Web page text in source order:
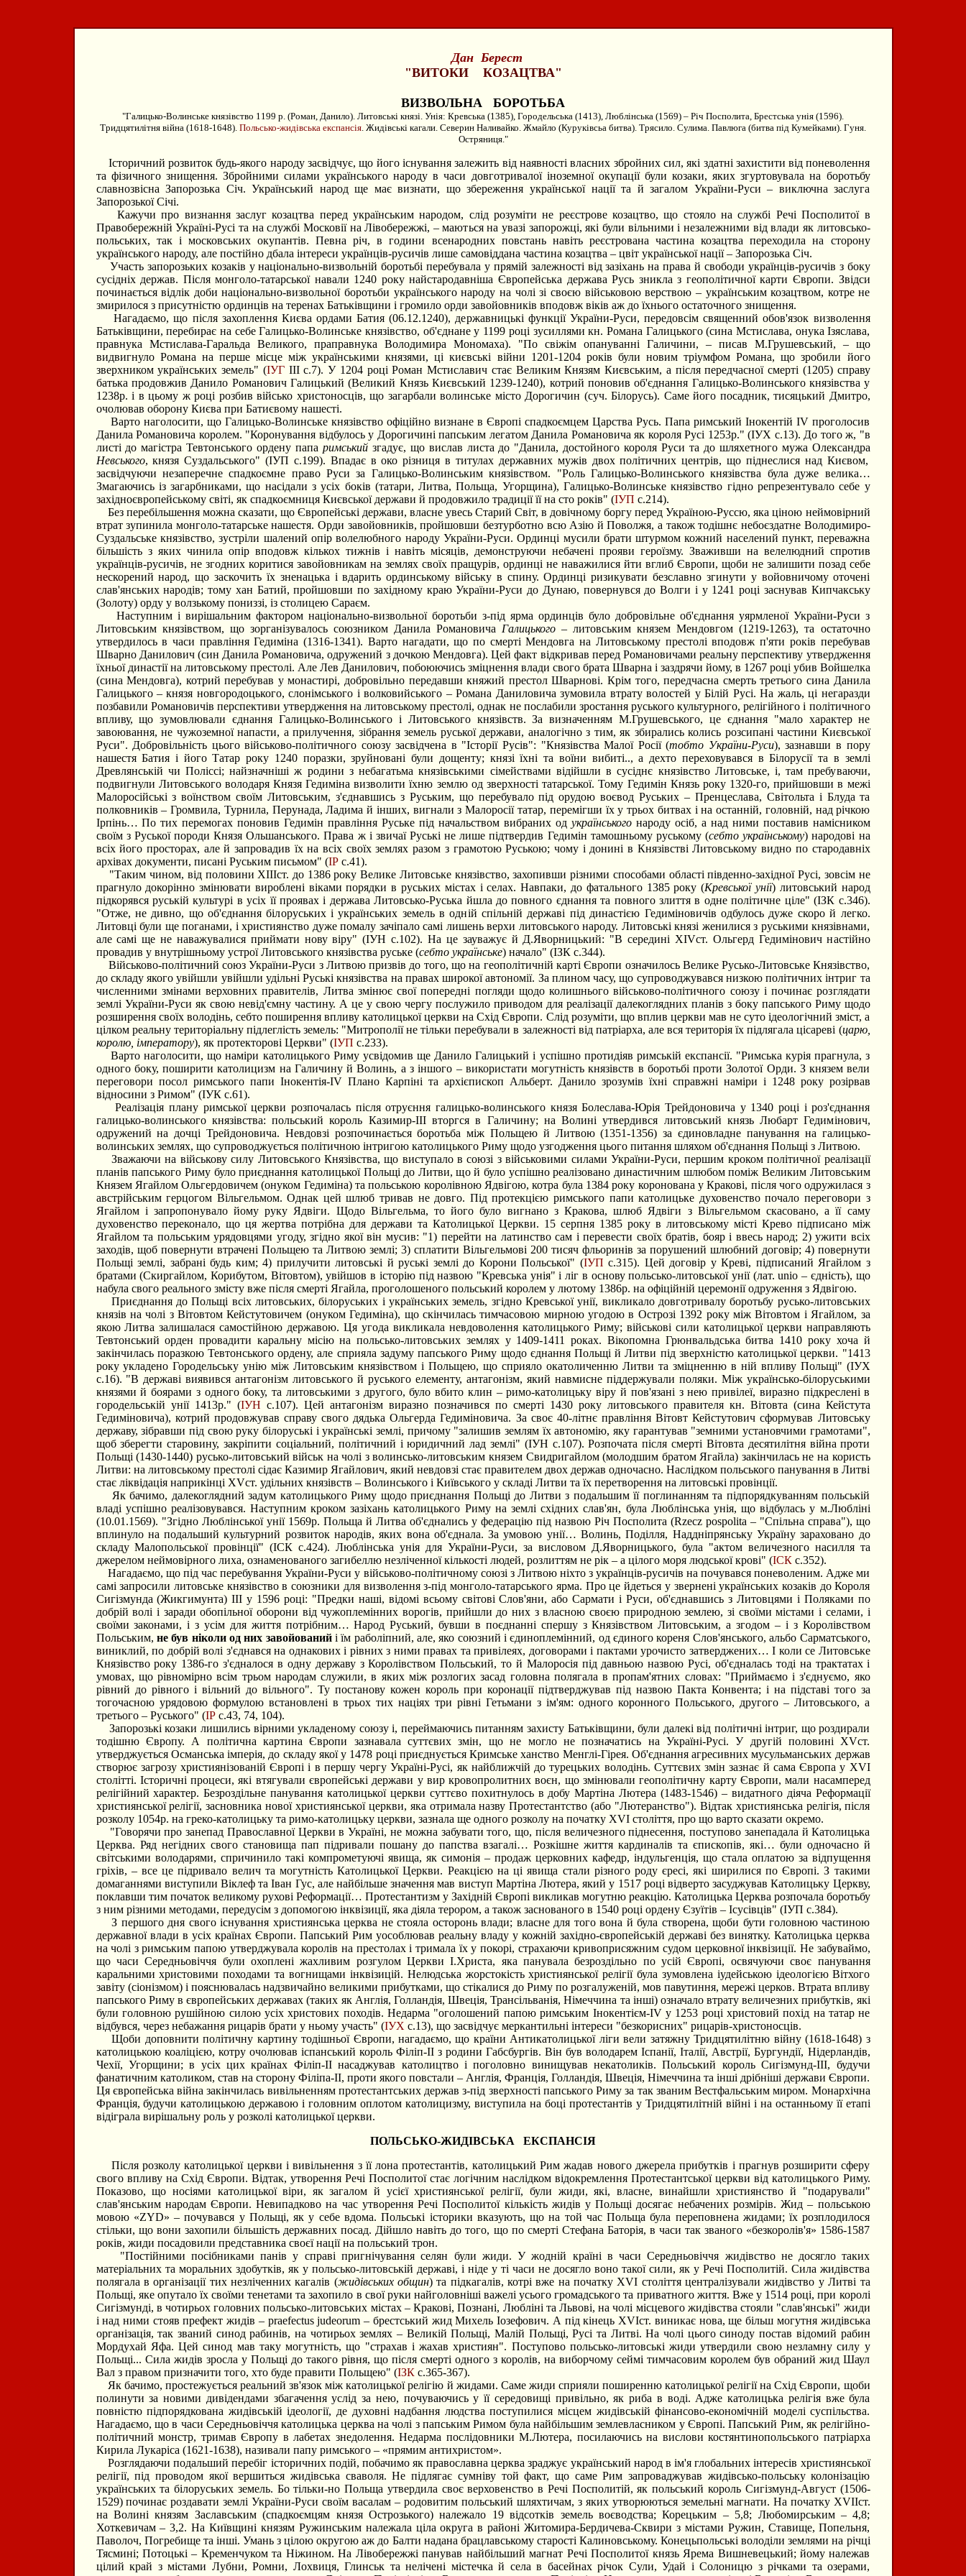
Дан Берест
"ВИТОКИ КОЗАЦТВА"
ВИЗВОЛЬНА БОРОТЬБА
"Галицько-Волинське князівство 1199 р. (Роман, Данило). Литовські князі. Унія: Кревська (1385), Городельська (1413), Люблінська (1569) – Річ Посполита, Брестська унія (1596).
Тридцятилітня війна (1618-1648). Польсько-жидівська експансія. Жидівські кагали. Северин Наливайко. Жмайло (Куруківсьа битва). Трясило. Сулима. Павлюга (битва під Кумейками). Гуня.
Остряниця."
Історичний розвиток будь-якого народу засвідчує, що його існування залежить від наявності власних збройних сил, які здатні захистити від поневолення
та фізичного знищення. Збройними силами українського народу в часи довготривалої іноземної окупації були козаки, яких згуртовувала на боротьбу
славнозвісна Запорозька Січ. Український народ ще має визнати, що збереження української нації та й загалом України-Руси – виключна заслуга
Запорозької Січі.
Кажучи про визнання заслуг козацтва перед українським народом, слід розуміти не реєстрове козацтво, що стояло на службі Речі Посполитої в
Правобережній Україні-Русі та на службі Московії на Лівобережжі, – маються на увазі запорожці, які були вільними і незалежними від влади як литовсько-
польських, так і московських окупантів. Певна річ, в години всенародних повстань навіть реєстрована частина козацтва переходила на сторону
українського народу, але постійно дбала інтереси українців-русичів лише самовіддана частина козацтва – цвіт української нації – Запорозька Січ.
Участь запорозьких козаків у національно-визвольній боротьбі перебувала у прямій залежності від зазіхань на права й свободи українців-русичів з боку
сусідніх держав. Після монголо-татарської навали 1240 року найстародавніша Європейська держава Русь зникла з геополітичної карти Європи. Звідси
починається відлік доби національно-визвольної боротьби українського народу на чолі зі своєю військовою верствою – українським козацтвом, котре не
змирилося з присутністю ординців на теренах Батьківщини і громило орди завойовників вподовж віків аж до їхнього остаточного знищення.
Нагадаємо, що після захоплення Києва ордами Батия (06.12.1240), державницькі функції України-Руси, передовсім священний обов'язок визволення
Батьківщини, перебирає на себе Галицько-Волинське князівство, об'єднане у 1199 році зусиллями кн. Романа Галицького (сина Мстислава, онука Ізяслава,
правнука Мстислава-Гаральда Великого, праправнука Володимира Мономаха). "По свіжім опануванні Галичини, – писав М.Грушевський, – що
видвигнуло Романа на перше місце між українськими князями, ці києвські війни 1201-1204 років були новим тріумфом Романа, що зробили його
зверхником українських земель" (ІУГІІІ с.7). У 1204 році Роман Мстиславич стає Великим Князям Києвським, а після передчасної смерті (1205) справу
батька продовжив Данило Романович Галицький (Великий Князь Києвський 1239-1240), котрий поновив об'єднання Галицько-Волинського князівства у
1238р. і в цьому ж році розбив військо христоносців, що загарбали волинське місто Дорогичин (суч. Білорусь). Саме його посадник, тисяцький Дмитро,
очолював оборону Києва при Батиєвому нашесті.
Варто наголосити, що Галицько-Волинське князівство офіційно визнане в Європі спадкоємцем Царства Русь. Папа римський Інокентій ІV проголосив
Данила Романовича королем. "Коронування відбулось у Дорогичині папським легатом Данила Романовича як короля Русі 1253р." (ІУХ с.13). До того ж, "в
листі до магістра Тевтонського ордену папа римськийзгадує, що вислав листа до "Данила, достойного короля Руси та до шляхетного мужа Олександра
Невського, князя Суздальського" (ІУП с.199). Впадає в око різниця в титулах державних мужів двох політичних центрів, що піднеслися над Києвом,
засвідчуючи незаперечне спадкоємне право Руси за Галицько-Волинським князівством. "Роль Галицько-Волинського князівства була дуже велика…
Змагаючись із загарбниками, що насідали з усіх боків (татари, Литва, Польща, Угорщина), Галицько-Волинське князівство гідно репрезентувало себе у
західноєвропейському світі, як спадкоємниця Києвської держави й продовжило традиції її на сто років" (ІУП с.214).
Без перебільшення можна сказати, що Європейські держави, власне увесь Старий Світ, в довічному боргу перед Україною-Руссю, яка ціною неймовірний
втрат зупинила монголо-татарське нашестя. Орди завойовників, пройшовши безтурботно всю Азію й Поволжя, а також тодішнє небоєздатне Володимиро-
Суздальське князівство, зустріли шалений опір волелюбного народу України-Руси. Ординці мусили брати штурмом кожний населений пункт, переважна
більшість з яких чинила опір вподовж кількох тижнів і навіть місяців, демонструючи небачені прояви героїзму. Зваживши на велелюдний спротив
українців-русичів, не згодних коритися завойовникам на землях своїх пращурів, ординці не наважилися йти вглиб Європи, щоби не залишити позад себе
нескорений народ, що заскочить їх зненацька і вдарить ординському війську в спину. Ординці ризикувати безславно згинути у войовничому оточені
слав'янських народів; тому хан Батий, пройшовши по західному краю України-Руси до Дунаю, повернувся до Волги і у 1241 році заснував Кипчакську
(Золоту) орду у волзькому пониззі, із столицею Сараєм.
Наступним і вирішальним фактором національно-визвольної боротьби з-під ярма ординців було добровільне об'єднання уярмленої України-Руси з
Литовським князівством, що зорганізувалось союзником Данила Романовича Галицького – литовським князем Мендовгом (1219-1263), та остаточно
утвердилось в часи правління Гедиміна (1316-1341). Варто нагадати, що по смерті Мендовга на Литовському престолі вподовж п'яти років перебував
Шварно Данилович (син Данила Романовича, одружений з дочкою Мендовга). Цей факт відкривав перед Романовичами реальну перспективу утвердження
їхньої династії на литовському престолі. Але Лев Данилович, побоюючись зміцнення влади свого брата Шварна і заздрячи йому, в 1267 році убив Войшелка
(сина Мендовга), котрий перебував у монастирі, добровільно передавши княжий престол Шварнові. Крім того, передчасна смерть третього сина Данила
Галицького – князя новгородоцького, слонімського і волковийського – Романа Даниловича зумовила втрату волостей у Білій Русі. На жаль, ці негаразди
позбавили Романовичів перспективи утвердження на литовському престолі, однак не послабили зростання руського культурного, релігійного і політичного
впливу, що зумовлювали єднання Галицько-Волинського і Литовського князівств. За визначенням М.Грушевського, це єднання "мало характер не
завоювання, не чужоземної напасти, а прилучення, зібрання земель руської держави, аналогічно з тим, як збирались колись розсипані частини Києвської
Руси". Добровільність цього військово-політичного союзу засвідчена в "Історії Русів": "Князівства Малої Росії (тобто України-Руси), зазнавши в пору
нашестя Батия і його Татар року 1240 поразки, зруйновані були дощенту; князі їхні та воїни вибиті.., а дехто переховувався в Білорусії та в землі
Древлянській чи Поліссі; найзначніші ж родини з небагатьма князівськими сімействами відійшли в сусіднє князівство Литовське, і, там пребуваючи,
подвигнули Литовського володаря Князя Гедиміна визволити їхню землю од зверхності татарської. Тому Гедимін Князь року 1320-го, прийшовши в межі
Малоросійські з воїнством своїм Литовським, з'єднавшись з Руським, що перебувало під орудою воєвод Руських – Пренцеслава, Світольта і Блуда та
полковників – Громвила, Турнила, Перунада, Ладима й інших, вигнали з Малоросії татар, перемігши їх у трьох битвах і на останній, головній, над річкою
Ірпінь… По тих перемогах поновив Гедимін правління Руське під начальством вибраних одукраїнськогонароду осіб, а над ними поставив намісником
своїм з Руської породи Князя Ольшанського. Права ж і звичаї Руські не лише підтвердив Гедимін тамошньому руському (себто українському) народові на
всіх його просторах, але й запровадив їх на всіх своїх землях разом з грамотою Руською; чому і донині в Князівстві Литовському видно по стародавніх
архівах документи, писані Руським письмом" (ІРс.41).
"Таким чином, від половини ХІІІст. до 1386 року Велике Литовське князівство, захопивши різними способами області південно-західної Русі, зовсім не
прагнуло докорінно змінювати вироблені віками порядки в руських містах і селах. Навпаки, до фатального 1385 року (Кревської унії) литовський народ
підкорявся руській культурі в усіх її проявах і держава Литовсько-Руська йшла до повного єднання та повного злиття в одне політичне ціле" (ІЗК с.346).
"Отже, не дивно, що об'єднання білоруських і українських земель в одній спільній державі під династією Гедиміновичів одбулось дуже скоро й легко.
Литовці були ще поганами, і християнство дуже помалу зачіпало самі лишень верхи литовського народу. Литовські князі женилися з руськими князівнами,
але самі ще не наважувалися приймати нову віру" (ІУН с.102). На це зауважує й Д.Яворницький: "В середині ХІVст. Ольгерд Гедимінович настійно
провадив у внутрішньому устрої Литовського князівства руське (себто українське) начало" (ІЗК с.344).
Військово-політичний союз України-Руси з Литвою призвів до того, що на геополітичній карті Європи означилось Велике Русько-Литовське Князівство,
до складу якого увійшли увійшли удільні Руські князівства на правах широкої автономії. За плином часу, що супроводжувався низкою політичних інтриг та
численними змінами верховних правителів, Литва змінює свої попередні погляди щодо колишнього військово-політичного союзу і починає розглядати
землі України-Руси як свою невід'ємну частину. А це у свою чергу послужило приводом для реалізації далекоглядних планів з боку папського Риму щодо
розширення своїх володінь, себто поширення впливу католицької церкви на Схід Європи. Слід розуміти, що вплив церкви мав не суто ідеологічний зміст, а
цілком реальну територіальну підлеглість земель: "Митрополії не тільки перебували в залежності від патріарха, але вся територія їх підлягала цісареві (царю,
королю, імператору), як протекторові Церкви" (ІУП с.233).
Варто наголосити, що наміри католицького Риму усвідомив ще Данило Галицький і успішно протидіяв римській експансії. "Римська курія прагнула, з
одного боку, поширити католицизм на Галичину й Волинь, а з іншого – використати могутність князівств в боротьбі проти Золотої Орди. З князем вели
переговори посол римського папи Інокентія-ІV Плано Карпіні та архієпископ Альберт. Данило зрозумів їхні справжні наміри і 1248 року розірвав
відносини з Римом" (ІУК с.61).
Реалізація плану римської церкви розпочалась після отруєння галицько-волинського князя Болеслава-Юрія Трейдоновича у 1340 році і роз'єднання
галицько-волинського князівства: польський король Казимир-ІІІ вторгся в Галичину; на Волині утвердився литовський князь Любарт Гедимінович,
одружений на дочці Трейдоновича. Невдовзі розпочинається боротьба між Польщею й Литвою (1351-1356) за єдиновладне панування на галицько-
волинських землях, що супроводжується політичною інтригою католицького Риму щодо узгодження цього питання шляхом об'єднання Польщі з Литвою.
Зважаючи на військову силу Литовського Князівства, що виступало в союзі з військовими силами України-Руси, першим кроком політичної реалізації
планів папського Риму було приєднання католицької Польщі до Литви, що й було успішно реалізовано династичним шлюбом поміж Великим Литовським
Князем Ягайлом Ольгердовичем (онуком Гедиміна) та польською королівною Ядвігою, котра була 1384 року коронована у Кракові, після чого одружилася з
австрійським герцогом Вільгельмом. Однак цей шлюб тривав не довго. Під протекцією римського папи католицьке духовенство почало переговори з
Ягайлом і запропонувало йому руку Ядвіги. Щодо Вільгельма, то його було вигнано з Кракова, шлюб Ядвіги з Вільгельмом скасовано, а її саму
духовенство переконало, що ця жертва потрібна для держави та Католицької Церкви. 15 серпня 1385 року в литовському місті Крево підписано між
Ягайлом та польським урядовцями угоду, згідно якої він мусив: "1) перейти на латинство сам і перевести своїх братів, бояр і ввесь народ; 2) ужити всіх
заходів, щоб повернути втрачені Польщею та Литвою землі; 3) сплатити Вільгельмові 200 тисяч фльоринів за порушений шлюбний договір; 4) повернути
Польщі землі, забрані будь ким; 4) прилучити литовські й руські землі до Корони Польської" (ІУП с.315). Цей договір у Креві, підписаний Ягайлом з
братами (Скиргайлом, Корибутом, Вітовтом), увійшов в історію під назвою "Кревська унія" і ліг в основу польсько-литовської унії (лат. unio – єдність), що
набула свого реального змісту вже після смерті Ягайла, проголошеного польський королем у лютому 1386р. на офіційній церемонії одруження з Ядвігою.
Приєднання до Польщі всіх литовських, білоруських і українських земель, згідно Кревської унії, викликало довготривалу боротьбу русько-литовських
князів на чолі з Вітовтом Кейстутовичем (онуком Гедиміна), що скінчилась тимчасовою мирною угодою в Острозі 1392 року між Вітовтом і Ягайлом, за
якою Литва залишалася самостійною державою. Ця угода викликала невдоволення католицького Риму; військові сили католицької церкви направляють
Тевтонський орден провадити каральну місію на польсько-литовських землях у 1409-1411 роках. Вікопомна Грюнвальдська битва 1410 року хоча й
закінчилась поразкою Тевтонського ордену, але сприяла задуму папського Риму щодо єднання Польщі й Литви під зверхністю католицької церкви. "1413
року укладено Городельську унію між Литовським князівством і Польщею, що сприяло окатоличенню Литви та зміцненню в ній впливу Польщі" (ІУХ
с.16). "В державі виявився антагонізм литовського й руського елементу, антагонізм, який навмисне піддержували поляки. Між українсько-білоруськими
князями й боярами з одного боку, та литовськими з другого, було вбито клин – римо-католицьку віру й пов'язані з нею привілеї, виразно підкреслені в
городельській унії 1413р." (ІУН с.107). Цей антагонізм виразно позначився по смерті 1430 року литовського правителя кн. Вітовта (сина Кейстута
Гедиміновича), котрий продовжував справу свого дядька Ольгерда Гедиміновича. За своє 40-літнє правління Вітовт Кейстутович сформував Литовську
державу, зібравши під свою руку білоруські і українські землі, причому "залишив землям їх автономію, яку гарантував "земними установчими грамотами",
щоб зберегти старовину, закріпити соціальний, політичний і юридичний лад землі" (ІУН с.107). Розпочата після смерті Вітовта десятилітня війна проти
Польщі (1430-1440) русько-литовський військ на чолі з волинсько-литовським князем Свидригайлом (молодшим братом Ягайла) закінчилась не на користь
Литви: на литовському престолі сідає Казимир Ягайлович, який невдовзі стає правителем двох держав одночасно. Наслідком польського панування в Литві
стає ліквідація наприкінці ХVст. удільних князівств – Волинського і Київського у складі Литви та їх перетворення на литовські провінції.
Як бачимо, далекоглядний задум католицького Риму щодо приєднання Польщі до Литви з подальшим її поглинанням та підпорядкуванням польській
владі успішно реалізовувався. Наступним кроком зазіхань католицького Риму на землі східних слав'ян, була Люблінська унія, що відбулась у м.Любліні
(10.01.1569). "Згідно Люблінської унії 1569р. Польща й Литва об'єднались у федерацію під назвою Річ Посполита (Rzecz pospolita – "Спільна справа"), що
вплинуло на подальший культурний розвиток народів, яких вона об'єднала. За умовою унії… Волинь, Поділля, Наддніпрянську Україну зараховано до
складу Малопольської провінції" (ІСК с.424). Люблінська унія для України-Руси, за висловом Д.Яворницького, була "актом величезного насилля та
джерелом неймовірного лиха, ознаменованого загибеллю незліченної кількості людей, розлиттям не рік – а цілого моря людської крові" (ІСКс.352).
Нагадаємо, що під час перебування України-Руси у військово-політичному союзі з Литвою ніхто з українців-русичів на почувався поневоленим. Адже ми
самі запросили литовське князівство в союзники для визволення з-під монголо-татарського ярма. Про це йдеться у звернені українських козаків до Короля
Сигізмунда (Жикгимунта) ІІІ у 1596 році: "Предки наші, відомі всьому світові Слов'яни, або Сармати і Руси, об'єднавшись з Литовцями і Поляками по
добрій волі і заради обопільної оборони від чужоплемінних ворогів, прийшли до них з власною своєю природною землею, зі своїми містами і селами, і
своїми законами, і з усім для життя потрібним… Народ Руський, бувши в поєднанні спершу з Князівством Литовським, а згодом – і з Королівством
Польським, не був ніколи од них завойованийі їм раболіпний, але, яко союзний і єдиноплемінний, од єдиного кореня Слов'янського, альбо Сарматського,
виниклий, по добрій волі з'єднався на однакових і рівних з ними правах та привілеях, договорами і пактами урочисто затверджених… І коли се Литовське
Князівство року 1386-го з'єдналося в одну державу з Королівством Польський, то й Малоросія під давньою назвою Русі, об'єдналась тоді на трактатах і
умовах, що рівномірно всім трьом народам служили, в яких між розлогих засад головна полягала в пропам'ятних словах: "Приймаємо і з'єднуємо, яко
рівний до рівного і вільний до вільного". Ту постанову кожен король при коронації підтверджував під назвою Пакта Конвента; і на підставі того за
тогочасною урядовою формулою встановлені в трьох тих націях три рівні Гетьмани з ім'ям: одного коронного Польського, другого – Литовського, а
третього – Руського" (ІРс.43, 74, 104).
Запорозькі козаки лишились вірними укладеному союзу і, переймаючись питанням захисту Батьківщини, були далекі від політичні інтриг, що роздирали
тодішню Європу. А політична картина Європи зазнавала суттєвих змін, що не могло не позначатись на Україні-Русі. У другій половині ХVст.
утверджується Османська імперія, до складу якої у 1478 році приєднується Кримське ханство Менглі-Гірея. Об'єднання агресивних мусульманських держав
створює загрозу християнізованій Європі і в першу чергу Україні-Русі, як найближчій до турецьких володінь. Суттєвих змін зазнає й сама Європа у ХVІ
столітті. Історичні процеси, які втягували європейські держави у вир кровопролитних воєн, що змінювали геополітичну карту Європи, мали насамперед
релігійний характер. Безроздільне панування католицької церкви суттєво похитнулось в добу Мартіна Лютера (1483-1546) – видатного діяча Реформації
християнської релігії, засновника нової християнської церкви, яка отримала назву Протестантство (або "Лютеранство"). Відтак християнська релігія, після
розколу 1054р. на греко-католицьку та римо-католицьку церкви, зазнала ще одного розколу на початку ХVІ століття, про що варто сказати окремо.
"Говорячи про занепад Православної Церкви в Україні, не можна забувати того, що, після величезного піднесення, поступово занепадала й Католицька
Церква. Ряд негідних свого становища пап підривали пошану до папства взагалі… Розкішне життя кардиналів та єпископів, які… були одночасно й
світськими володарями, спричинило такі компрометуючі явища, як симонія – продаж церковних кафедр, індульгенція, що стала оплатою за відпущення
гріхів, – все це підривало велич та могутність Католицької Церкви. Реакцією на ці явища стали різного роду єресі, які ширилися по Європі. З такими
домаганнями виступили Віклеф та Іван Гус, але найбільше значення мав виступ Мартіна Лютера, який у 1517 році відверто засуджував Католицьку Церкву,
поклавши тим початок великому рухові Реформації… Протестантизм у Західній Європі викликав могутню реакцію. Католицька Церква розпочала боротьбу
з ним різними методами, передусім з допомогою інквізиції, яка діяла терором, а також заснованого в 1540 році ордену Єзуїтів – Ісусівців" (ІУП с.384).
З першого дня свого існування християнська церква не стояла осторонь влади; власне для того вона й була створена, щоби бути головною частиною
державної влади в усіх країнах Європи. Папський Рим уособлював реальну владу у кожній західно-європейській державі без винятку. Католицька церква
на чолі з римським папою утверджувала королів на престолах і тримала їх у покорі, страхаючи кривоприсяжним судом церковної інквізиції. Не забуваймо,
що часи Середньовіччя були охоплені жахливим розгулом Церкви І.Христа, яка панувала безроздільно по усій Європі, освячуючи своє панування
каральними христовими походами та вогнищами інквізицій. Нелюдська жорстокість християнської релігії була зумовлена іудейською ідеологією Вітхого
завіту (сіонізмом) і пояснювалась надзвичайно великими прибутками, що стікалися до Риму по розгалуженій, мов павутиння, мережі церков. Втрата впливу
папського Риму в європейських державах (таких як Англія, Голландія, Швеція, Трансільванія, Німеччина та інші) означало втрату величезних прибутків, які
були головною рушійною силою усіх христових походів. Недарма "оголошений папою римським Інокентієм-ІV у 1253 році христовий похід на татар не
відбувся, через небажання рицарів брати у ньому участь" (ІУХ с.13), що засвідчує меркантильні інтереси "безкорисних" рицарів-христоносців.
Щоби доповнити політичну картину тодішньої Європи, нагадаємо, що країни Антикатолицької ліги вели затяжну Тридцятилітню війну (1618-1648) з
католицькою коаліцією, котру очолював іспанський король Філіп-ІІ з родини Габсбургів. Він був володарем Іспанії, Італії, Австрії, Бургундії, Нідерландів,
Чехії, Угорщини; в усіх цих країнах Філіп-ІІ насаджував католицтво і поголовно винищував некатоликів. Польський король Сигізмунд-ІІІ, будучи
фанатичним католиком, став на сторону Філіпа-ІІ, проти якого повстали – Англія, Франція, Голландія, Швеція, Німеччина та інші дрібніші держави Європи.
Ця європейська війна закінчилась вивільненням протестантських держав з-під зверхності папського Риму за так званим Вестфальським миром. Монархічна
Франція, будучи католицькою державою і головним оплотом католицизму, виступила на боці протестантів у Тридцятилітній війні і на останньому її етапі
відіграла вирішальну роль у розколі католицької церкви.
ПОЛЬСЬКО-ЖИДІВСЬКА ЕКСПАНСІЯ
Після розколу католицької церкви і вивільнення з її лона протестантів, католицький Рим жадав нового джерела прибутків і прагнув розширити сферу
свого впливу на Схід Європи. Відтак, утворення Речі Посполитої стає логічним наслідком відокремлення Протестантської церкви від католицького Риму.
Показово, що носіями католицької віри, як загалом й усієї християнської релігії, були жиди, які, власне, винайшли християнство й "подарували"
слав'янським народам Європи. Невипадково на час утворення Речі Посполитої кількість жидів у Польщі досягає небачених розмірів. Жид – польською
мовою «ZYD» – почувався у Польщі, як у себе вдома. Польські історики вказують, що на той час Польща була переповнена жидами; їх розплодилося
стільки, що вони захопили більшість державних посад. Дійшло навіть до того, що по смерті Стефана Баторія, в часи так званого «безкоролів'я» 1586-1587
років, жиди посадовили представника своєї нації на польський трон.
"Постійними посібниками панів у справі пригнічування селян були жиди. У жодній країні в часи Середньовіччя жидівство не досягло таких
матеріальних та моральних здобутків, як у польсько-литовській державі, і ніде у ті часи не досягло воно такої сили, як у Речі Посполитій. Сила жидівства
полягала в організації тих незліченних кагалів (жидівських общин) та підкагалів, котрі вже на початку ХVІ століття централізували жидівство у Литві та
Польщі, яке опутало їх своїми тенетами та захопило в свої руки найголовніші важелі усього громадського та приватного життя. Вже у 1514 році, при королі
Сигізмунді, в чотирьох головних польсько-литовських містах – Кракові, Познані, Любліні та Львові, на чолі місцевого жидівства стояли "слав'янські" жиди
і над ними стояв префект жидів – praefectus judeorum – брестський жид Михель Іозефович. А під кінець ХVІст. виникає нова, ще більш могутня жидівська
організація, так званий синод рабинів, на чотирьох землях – Великій Польщі, Малій Польщі, Русі та Литві. На чолі цього синоду постав відомий рабин
Мордухай Яфа. Цей синод мав таку могутність, що "страхав і жахав християн". Поступово польсько-литовські жиди утвердили свою незламну силу у
Польщі... Сила жидів зросла у Польщі до такого рівня, що після смерті одного з королів, на виборчому сеймі тимчасовим королем був обраний жид Шаул
Вал з правом призначити того, хто буде правити Польщею" (ІЗКс.365-367).
Як бачимо, простежується реальний зв'язок між католицької релігію й жидами. Саме жиди сприяли поширенню католицької релігії на Схід Європи, щоби
полинути за новими дивідендами збагачення услід за нею, почуваючись у її середовищі привільно, як риба в воді. Адже католицька релігія вже була
повністю підпорядкована жидівській ідеології, де духовні надбання людства поступилися місцем жидівській фінансово-економічній моделі суспільства.
Нагадаємо, що в часи Середньовіччя католицька церква на чолі з папським Римом була найбільшим землевласником у Європі. Папський Рим, як релігійно-
політичний монстр, тримав Європу в лабетах знедолення. Недарма послідовники М.Лютера, посилаючись на вислови костянтинопольського патріарха
Кирила Лукаріса (1621-1638), називали папу римського – «прямим антихристом».
Розглядаючи подальший перебіг історичних подій, побачимо як православна церква зраджує український народ в ім'я глобальних інтересів християнської
релігії, під проводом якої вершиться жидівська сваволя. Не підлягає сумніву той факт, що саме Рим запроваджував жидівсько-польську колонізацію
українських та білоруських земель. Бо тільки-но Польща утвердила своє верховенство в Речі Посполитій, як польський король Сигізмунд-Август (1506-
1529) починає роздавати землі України-Руси своїм васалам – родовитим польський шляхтичам, з яких утворюються земельні магнати. На початку ХVІІст.
на Волині князям Заславським (спадкоємцям князя Острозького) належало 19 відсотків земель воєводства; Корецьким – 5,8; Любомирським – 4,8;
Хоткевичам – 3,2. На Київщині князям Ружинським належала ціла округа в районі Житомира-Бердичева-Сквири з містами Ружин, Ставище, Попельня,
Паволоч, Погребище та інші. Умань з цілою округою аж до Балти надана брацлавському старості Калиновському. Конецьпольські володіли землями на річці
Тясмині; Потоцькі – Кременчуком та Ніжином. На Лівобережжі панував найбільший магнат Речі Посполитої князь Ярема Вишневецький; йому належав
цілий край з містами Лубни, Ромни, Лохвиця, Глинськ та нелічені містечка й села в басейнах річок Сули, Удай і Солоницю з річками та озерами,